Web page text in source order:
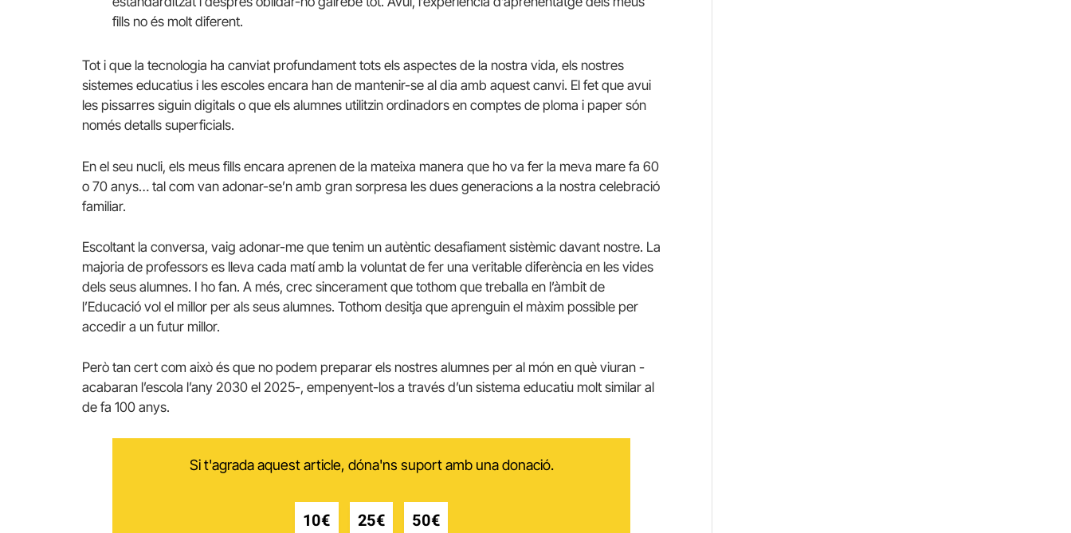
fills no és molt diferent.
Tot i que la tecnologia ha canviat profundament tots els aspectes de la nostra vida, els nostres
sistemes educatius i les escoles encara han de mantenir-se al dia amb aquest canvi. El fet que avui
les pissarres siguin digitals o que els alumnes utilitzin ordinadors en comptes de ploma i paper són
només detalls superficials.
En el seu nucli, els meus fills encara aprenen de la mateixa manera que ho va fer la meva mare fa 60
o 70 anys… tal com van adonar-se’n amb gran sorpresa les dues generacions a la nostra celebració
familiar.
Escoltant la conversa, vaig adonar-me que tenim un autèntic desafiament sistèmic davant nostre. La
majoria de professors es lleva cada matí amb la voluntat de fer una veritable diferència en les vides
dels seus alumnes. I ho fan. A més, crec sincerament que tothom que treballa en l’àmbit de
l’Educació vol el millor per als seus alumnes. Tothom desitja que aprenguin el màxim possible per
accedir a un futur millor.
Però tan cert com això és que no podem preparar els nostres alumnes per al món en què viuran -
acabaran l’escola l’any 2030 el 2025-, empenyent-los a través d’un sistema educatiu molt similar al
de fa 100 anys.
Si t'agrada aquest article, dóna'ns suport amb una donació.
10€ 25€ 50€